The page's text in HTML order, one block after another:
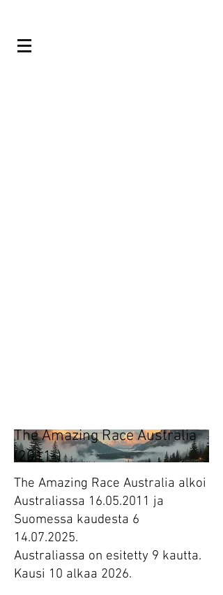
The Amazing Race Australia
(2011-)
The Amazing Race Australia alkoi
Australiassa 16.05.2011 ja
Suomessa kaudesta 6
14.07.2025.
Australiassa on esitetty 9 kautta.
Kausi 10 alkaa 2026.